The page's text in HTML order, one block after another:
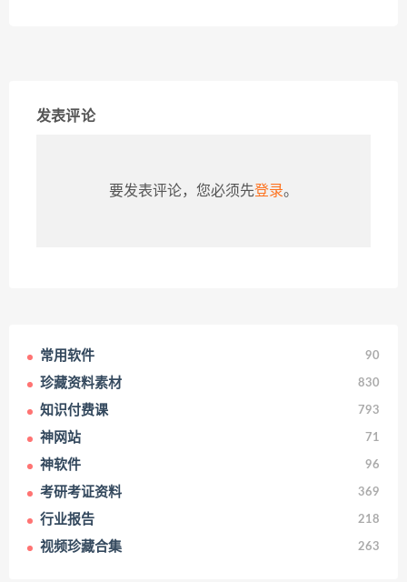
发表评论
要发表评论，您必须先登录。
常用软件 90
珍藏资料素材 830
知识付费课 793
神网站 71
神软件 96
考研考证资料 369
行业报告 218
视频珍藏合集 263